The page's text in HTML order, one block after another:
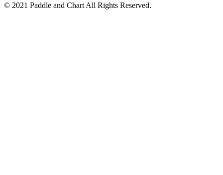
© 2021 Paddle and Chart All Rights Reserved.